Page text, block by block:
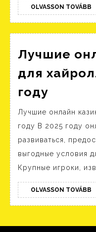
gry.1858
(2)
OLVASSON TOVÁBB
Лучшие
для
году
казино
для
в
году
Лучшие онлайн
году В 2025 году
развиваться,
выгодные условия
Крупные игроки,
OLVASSON TOVÁBB